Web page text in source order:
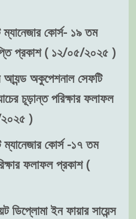
ম্যানেজার কোর্স- ১৯ তম
প্রকাশ ( ১২/০৫/২০২৫ )
আ্যন্ড অকুপেশনাল সেফটি
চূড়ান্ত পরিক্ষার ফলাফল
)
ম্যানেজার কোর্স -১৭ তম
ফলাফল প্রকাশ (
ডিপ্লোমা ইন ফায়ার সায়েন্স